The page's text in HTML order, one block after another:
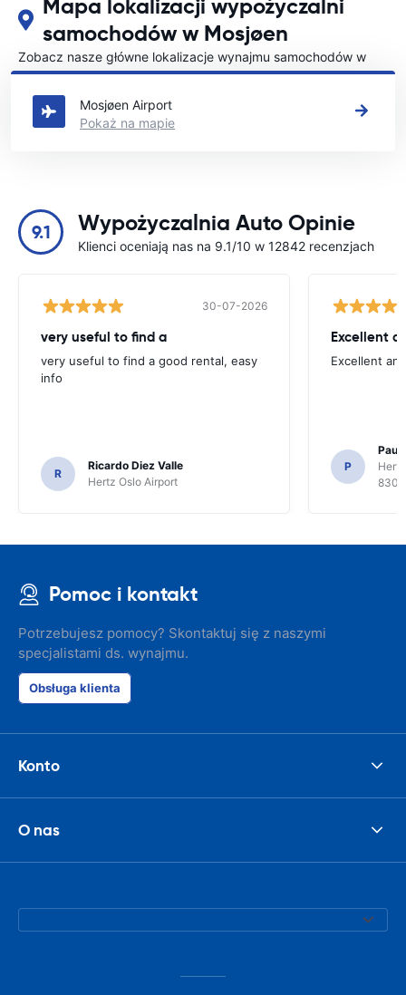
Mapa lokalizacji wypożyczalni
samochodów w Mosjøen
Zobacz nasze główne lokalizacje wynajmu samochodów w
Mosjøen
Mosjøen Airport
Pokaż na mapie
9.1 Wypożyczalnia Auto Opinie
Klienci oceniają nas na 9.1/10 w 12842 recenzjach
30-07-2026
very useful to find a
very useful to find a good rental, easy
info
R
Ricardo Diez Valle
Hertz Oslo Airport
Excellent
Excellent
P
Paul
8300
Pomoc i kontakt
Potrzebujesz pomocy? Skontaktuj się z naszymi
specjalistami ds. wynajmu.
Obsługa klienta
Konto
O nas